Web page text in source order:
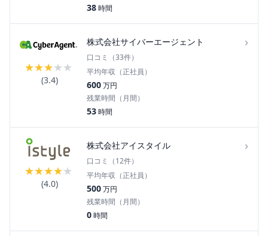
38時間
★★★★★
(3.4)
株式会社サイバーエージェント ›
口コミ（33件）
平均年収（正社員）
600万円
残業時間（月間）
53時間
★★★★★
(4.0)
株式会社アイスタイル ›
口コミ（12件）
平均年収（正社員）
500万円
残業時間（月間）
0時間